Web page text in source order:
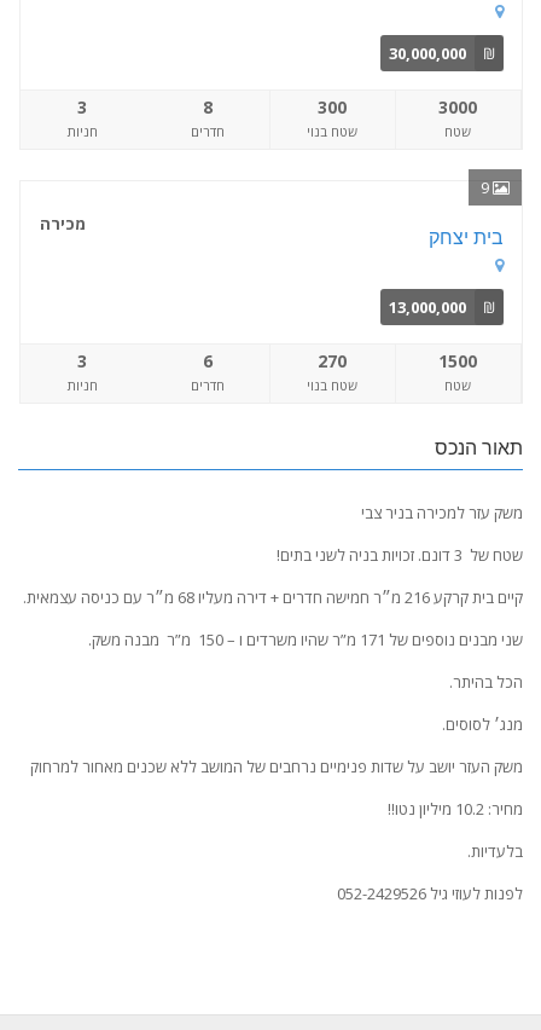
₪
30,000,000
3000
שטח
300
שטח בנוי
8
חדרים
3
חניות
9
מכירה
בית יצחק
₪
13,000,000
1500
שטח
270
שטח בנוי
6
חדרים
3
חניות
תאור הנכס
משק עזר למכירה בניר צבי
שטח של 3 דונם. זכויות בניה לשני בתים!
קיים בית קרקע 216 מ״ר חמישה חדרים + דירה מעליו 68 מ״ר עם כניסה עצמאית.
שני מבנים נוספים של 171 מ”ר שהיו משרדים ו – 150 מ”ר מבנה משק.
הכל בהיתר.
מנג׳ לסוסים.
משק העזר יושב על שדות פנימיים נרחבים של המושב ללא שכנים מאחור למרחוק
מחיר: 10.2 מיליון נטו!!
בלעדיות.
לפנות לעוזי גיל 052-2429526